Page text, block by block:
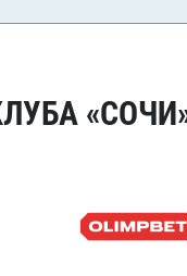
«СОЧИ»